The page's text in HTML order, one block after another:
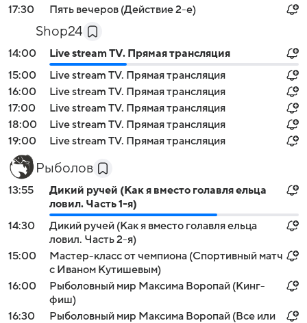
17:30
Пять вечеров (Действие 2-е)
Shop24
14:00
Live stream TV. Прямая трансляция
15:00
Live stream TV. Прямая трансляция
16:00
Live stream TV. Прямая трансляция
17:00
Live stream TV. Прямая трансляция
18:00
Live stream TV. Прямая трансляция
19:00
Live stream TV. Прямая трансляция
Рыболов
13:55
Дикий ручей (Как я вместо голавля ельца
ловил. Часть 1-я)
14:30
Дикий ручей (Как я вместо голавля ельца
ловил. Часть 2-я)
15:00
Мастер-класс от чемпиона (Спортивный матч
с Иваном Кутишевым)
16:00
Рыболовный мир Максима Воропай (Кинг-
фиш)
16:30
Рыболовный мир Максима Воропай (Все или